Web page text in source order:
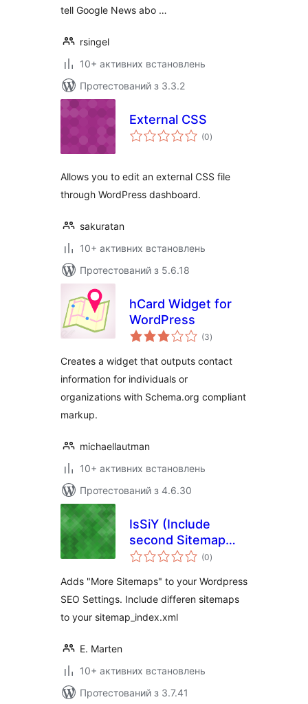
tell Google News abo …
rsingel
10+ активних встановлень
Протестований з 3.3.2
External CSS
(0загальний
рейтинг
)
Allows you to edit an external CSS file
through WordPress dashboard.
sakuratan
10+ активних встановлень
Протестований з 5.6.18
hCard Widget for
WordPress
(3загальний
рейтинг
)
Creates a widget that outputs contact
information for individuals or
organizations with Schema.org compliant
markup.
michaellautman
10+ активних встановлень
Протестований з 4.6.30
IsSiY (Include
second Sitemap
into Yoast)
Extension
(0загальний
рейтинг
)
Adds "More Sitemaps" to your Wordpress
SEO Settings. Include differen sitemaps
to your sitemap_index.xml
E. Marten
10+ активних встановлень
Протестований з 3.7.41